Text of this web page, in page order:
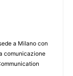
a Milano con
comunicazione